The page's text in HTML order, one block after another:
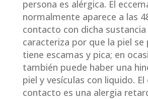
persona es alérgica. El
normalmente aparece a las
contacto con dicha sustancia
caracteriza por que la piel se
tiene escamas y pica; en
también puede haber una
piel y vesículas con liquido. El
contacto es una alergia